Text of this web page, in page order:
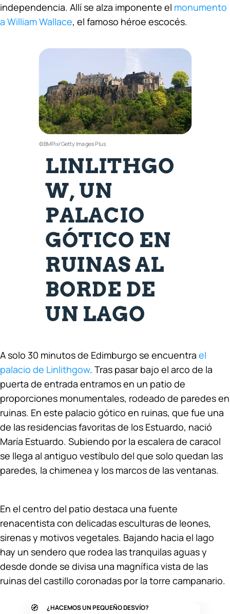
independencia. Allí se alza imponente el monumento
a William Wallace, el famoso héroe escocés.
©BMPix/Getty Images Plus
LINLITHGO
W, UN
PALACIO
GÓTICO EN
RUINAS AL
BORDE DE
UN LAGO
A solo 30 minutos de Edimburgo se encuentra el
palacio de Linlithgow. Tras pasar bajo el arco de la
puerta de entrada entramos en un patio de
proporciones monumentales, rodeado de paredes en
ruinas. En este palacio gótico en ruinas, que fue una
de las residencias favoritas de los Estuardo, nació
María Estuardo. Subiendo por la escalera de caracol
se llega al antiguo vestíbulo del que solo quedan las
paredes, la chimenea y los marcos de las ventanas.
En el centro del patio destaca una fuente
renacentista con delicadas esculturas de leones,
sirenas y motivos vegetales. Bajando hacia el lago
hay un sendero que rodea las tranquilas aguas y
desde donde se divisa una magnífica vista de las
ruinas del castillo coronadas por la torre campanario.
🧭 ¿HACEMOS UN PEQUEÑO DESVÍO?